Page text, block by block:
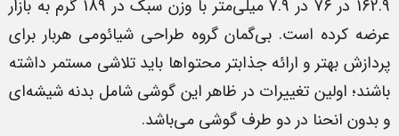
162.9 در 76 در 7.9 میلی‌متر با وزن سبک در 189 گرم به بازار
عرضه کرده است. بی‌گمان گروه طراحی شیائومی هربار برای
پردازش بهتر و ارائه جذابتر محتواها باید تلاشی مستمر داشته
باشند؛ اولین تغییرات در ظاهر این گوشی شامل بدنه شیشه‌ای
و بدون انحنا در دو طرف گوشی می‌باشد.